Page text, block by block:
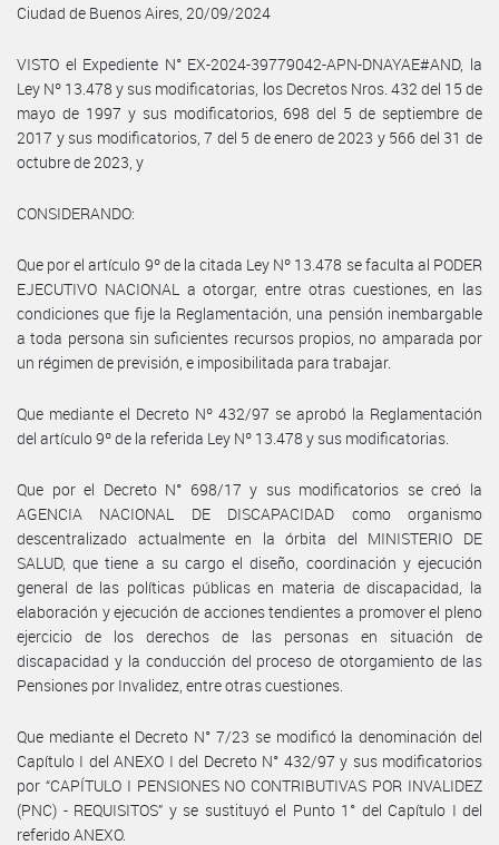
Ciudad de Buenos Aires, 20/09/2024
VISTO el Expediente N° EX-2024-39779042-APN-DNAYAE#AND, la
Ley Nº 13.478 y sus modificatorias, los Decretos Nros. 432 del 15 de
mayo de 1997 y sus modificatorios, 698 del 5 de septiembre de
2017 y sus modificatorios, 7 del 5 de enero de 2023 y 566 del 31 de
octubre de 2023, y
CONSIDERANDO:
Que por el artículo 9º de la citada Ley Nº 13.478 se faculta al PODER
EJECUTIVO NACIONAL a otorgar, entre otras cuestiones, en las
condiciones que fije la Reglamentación, una pensión inembargable
a toda persona sin suficientes recursos propios, no amparada por
un régimen de previsión, e imposibilitada para trabajar.
Que mediante el Decreto Nº 432/97 se aprobó la Reglamentación
del artículo 9º de la referida Ley Nº 13.478 y sus modificatorias.
Que por el Decreto N° 698/17 y sus modificatorios se creó la
AGENCIA NACIONAL DE DISCAPACIDAD como organismo
descentralizado actualmente en la órbita del MINISTERIO DE
SALUD, que tiene a su cargo el diseño, coordinación y ejecución
general de las políticas públicas en materia de discapacidad, la
elaboración y ejecución de acciones tendientes a promover el pleno
ejercicio de los derechos de las personas en situación de
discapacidad y la conducción del proceso de otorgamiento de las
Pensiones por Invalidez, entre otras cuestiones.
Que mediante el Decreto N° 7/23 se modificó la denominación del
Capítulo I del ANEXO I del Decreto N° 432/97 y sus modificatorios
por “CAPÍTULO I PENSIONES NO CONTRIBUTIVAS POR INVALIDEZ
(PNC) - REQUISITOS” y se sustituyó el Punto 1° del Capítulo I del
referido ANEXO.